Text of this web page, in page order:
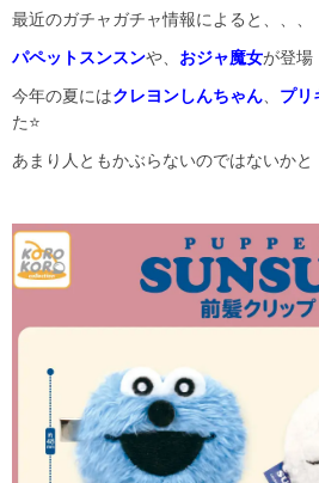
最近のガチャガチャ情報によると、、、
パペットスンスンや、 おジャ魔女が登場
今年の夏にはクレヨンしんちゃん プリ
た⭐
あまり人ともかぶらないのではないかと